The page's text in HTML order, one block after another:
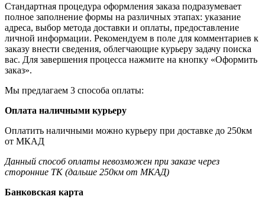
Стандартная процедура оформления заказа подразумевает
полное заполнение формы на различных этапах: указание
адреса, выбор метода доставки и оплаты, предоставление
личной информации. Рекомендуем в поле для комментариев к
заказу внести сведения, облегчающие курьеру задачу поиска
вас. Для завершения процесса нажмите на кнопку «Оформить
заказ».
Мы предлагаем 3 способа оплаты:
Оплата наличными курьеру
Оплатить наличными можно курьеру при доставке до 250км
от МКАД
Данный способ оплаты невозможен при заказе через
сторонние ТК (дальше 250км от МКАД)
Банковская карта